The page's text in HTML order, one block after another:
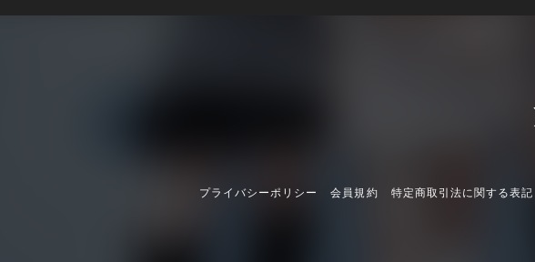
プライバシーポリシー 会員規約 特定商取引法に関する表記